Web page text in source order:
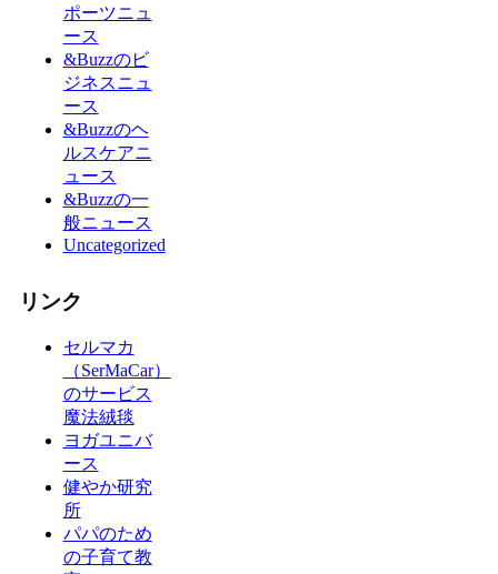
ポーツニュ
ース
&Buzzのビ
ジネスニュ
ース
&Buzzのヘ
ルスケアニ
ュース
&Buzzの一
般ニュース
Uncategorized
リンク
セルマカ
（SerMaCar）
のサービス
魔法絨毯
ヨガユニバ
ース
健やか研究
所
パパのため
の子育て教